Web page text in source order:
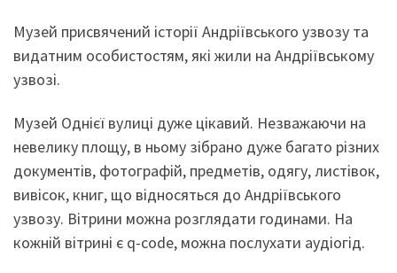
Музей присвячений історії Андріївського узвозу та
видатним особистостям, які жили на Андріївському
узвозі.
Музей Однієї вулиці дуже цікавий. Незважаючи на
невелику площу, в ньому зібрано дуже багато різних
документів, фотографій, предметів, одягу, листівок,
вивісок, книг, що відносяться до Андріївського
узвозу. Вітрини можна розглядати годинами. На
кожній вітрині є q-code, можна послухати аудіогід.